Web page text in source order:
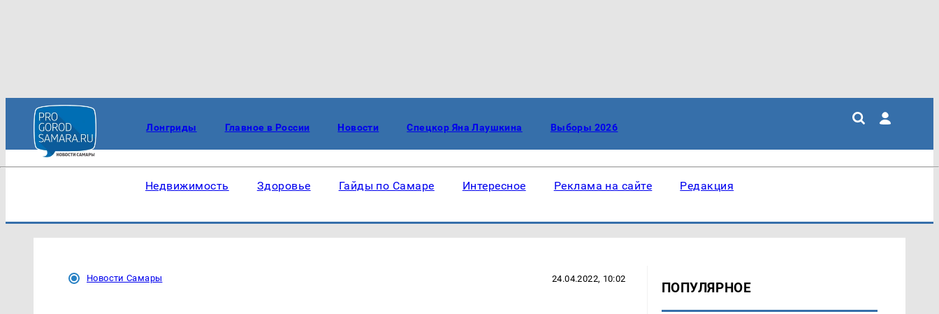
Лонгриды Главное в России Новости Спецкор Яна Лаушкина Выборы 2026
Недвижимость Здоровье Гайды по Самаре Интересное Реклама на сайте Редакция
Новости Самары 24.04.2022, 10:02
ПОПУЛЯРНОЕ